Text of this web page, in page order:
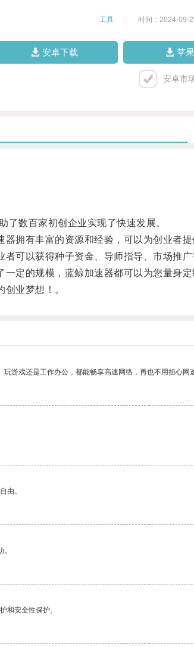
工具 时间：2024-09-
安卓下载 苹
安卓市
数百家初创企业实现了快速发展。
有丰富的资源和经验，可以为创业者提
以获得种子资金、导师指导、市场推广
的规模，蓝鲸加速器都可以为您量身定
业梦想！。
游戏还是工作办公，都能畅享高速网络，再也不用担心
由。
和安全性保护。